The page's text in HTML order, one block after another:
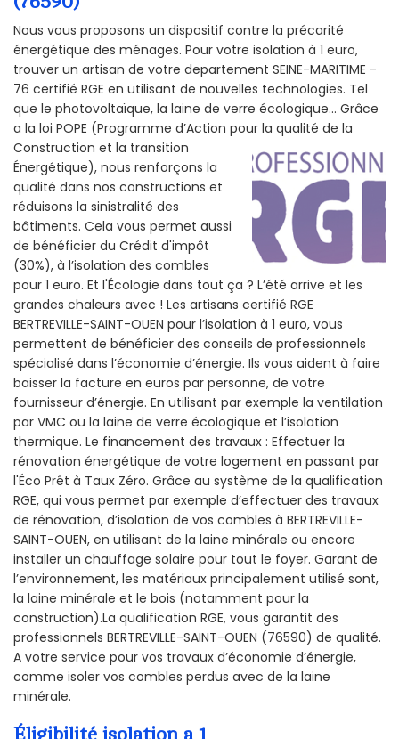
Nous vous proposons un dispositif contre la précarité
énergétique des ménages. Pour votre isolation à 1 euro,
trouver un artisan de votre departement SEINE-MARITIME -
76 certifié RGE en utilisant de nouvelles technologies. Tel
que le photovoltaïque, la laine de verre écologique... Grâce
a la loi POPE (Programme d’Action pour la qualité de la
Construction et la transition
Énergétique), nous renforçons la
qualité dans nos constructions et
réduisons la sinistralité des
bâtiments. Cela vous permet aussi
de bénéficier du Crédit d'impôt
(30%), à l’isolation des combles
pour 1 euro. Et l'Écologie dans tout ça ? L’été arrive et les
grandes chaleurs avec ! Les artisans certifié RGE
BERTREVILLE-SAINT-OUEN pour l’isolation à 1 euro, vous
permettent de bénéficier des conseils de professionnels
spécialisé dans l’économie d’énergie. Ils vous aident à faire
baisser la facture en euros par personne, de votre
fournisseur d’énergie. En utilisant par exemple la ventilation
par VMC ou la laine de verre écologique et l’isolation
thermique. Le financement des travaux : Effectuer la
rénovation énergétique de votre logement en passant par
l'Éco Prêt à Taux Zéro. Grâce au système de la qualification
RGE, qui vous permet par exemple d’effectuer des travaux
de rénovation, d’isolation de vos combles à BERTREVILLE-
SAINT-OUEN, en utilisant de la laine minérale ou encore
installer un chauffage solaire pour tout le foyer. Garant de
l’environnement, les matériaux principalement utilisé sont,
la laine minérale et le bois (notamment pour la
construction).La qualification RGE, vous garantit des
professionnels BERTREVILLE-SAINT-OUEN (76590) de qualité.
A votre service pour vos travaux d’économie d’énergie,
comme isoler vos combles perdus avec de la laine
minérale.